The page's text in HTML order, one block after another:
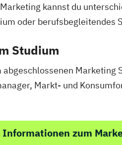
kannst du
oder berufsbegleitendes
Studium
abgeschlossenen Marketing
Markt- und
zum